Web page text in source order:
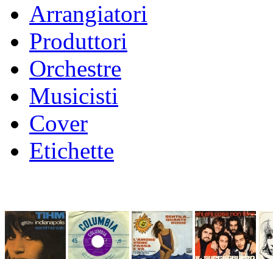
Arrangiatori
Produttori
Orchestre
Musicisti
Cover
Etichette